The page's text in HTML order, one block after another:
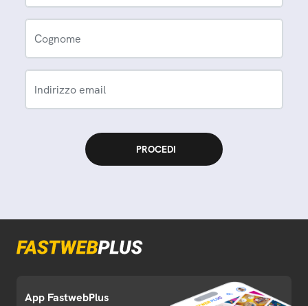
Cognome
Indirizzo email
App FastwebPlus